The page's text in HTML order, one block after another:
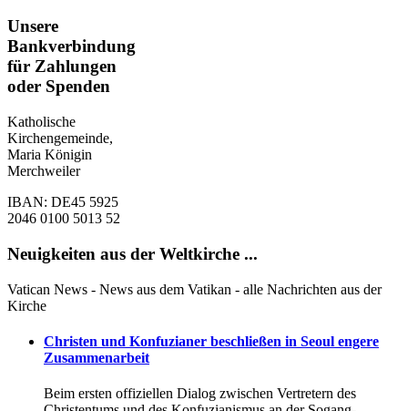
Unsere
Bankverbindung
für Zahlungen
oder Spenden
Katholische
Kirchengemeinde,
Maria Königin
Merchweiler
IBAN: DE45 5925
2046 0100 5013 52
Neuigkeiten aus der Weltkirche ...
Vatican News - News aus dem Vatikan - alle Nachrichten aus der
Kirche
Christen und Konfuzianer beschließen in Seoul engere
Zusammenarbeit
Beim ersten offiziellen Dialog zwischen Vertretern des